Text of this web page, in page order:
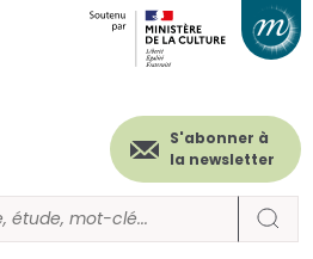
S'abonner à
la newsletter